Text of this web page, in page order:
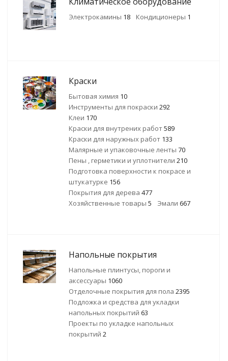
Электрокамины 18 Кондиционеры 1
Краски
Бытовая химия 10
Инструменты для покраски 292
Клеи 170
Краски для внутрених работ589
Краски для наружных работ 133
Малярные и упаковочные ленты 70
Пены , герметики и уплотнители 210
Подготовка поверхности к покрасе и
штукатурке 156
Покрытия для дерева 477
Хозяйственные товары 5 Эмали 667
Напольные покрытия
Напольные плинтусы, пороги и
аксессуары 1060
Отделочные покрытия для пола 2395
Подложка и средства для укладки
напольных покрытий 63
Проекты по укладке напольных
покрытий 2